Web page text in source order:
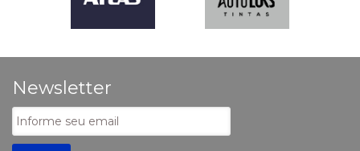
Newsletter